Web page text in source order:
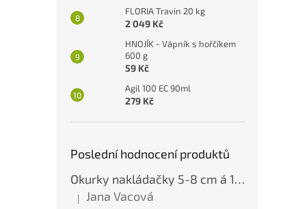
FLORIA Travin 20 kg
2 049 Kč
HNOJÍK - Vápník s hořčíkem
600 g
59 Kč
Agil 100 EC 90ml
279 Kč
Poslední hodnocení produktů
Okurky nakládačky 5-8 cm á 10 kg
Hodnocení produktu je 5 z 5 hvězdiček.
| Jana Vacová